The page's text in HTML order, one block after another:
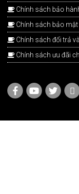
Chính sách bảo
Chính sách bảo
Chính sách đổi trả
Chính sách ưu đãi